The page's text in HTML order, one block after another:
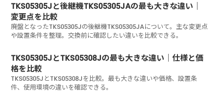
TKS05305Jと後継機TKS05305JAの最も大きな違い｜
変更点を比較
廃盤となったTKS05305Jの後継機TKS05305JAについて。主な変更点
や設置条件を整理。交換前に確認したい違いを比較できる。
TKS05305JとTKS05308Jの最も大きな違い｜仕様と価
格を比較
TKS05305JとTKS05308Jを比較。最も大きな違いや価格、設置条
件、使用環境の違いを確認できる。